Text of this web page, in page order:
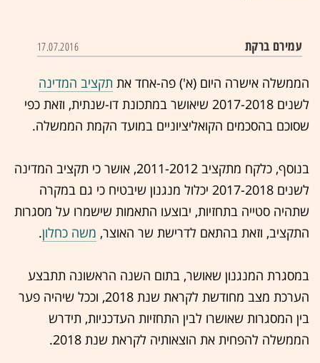
עמירם ברקת 17.07.2016
הממשלה אישרה היום (א') פה-אחד את תקציב המדינה
לשנים 2017-2018 שיאושר במתכונת דו-שנתית, וזאת כפי
שסוכם בהסכמים הקואליציוניים במועד הקמת הממשלה.
בנוסף, כלקח מתקציב 2011-2012, אושר כי תקציב המדינה
לשנים 2017-2018 יכלול מנגנון שיבטיח כי גם במקרה
שתהיה סטייה בתחזיות, יבוצעו התאמות שישמרו על מסגרות
התקציב, וזאת בהתאם לדרישת שר האוצר, משה כחלון.
במסגרת המנגנון שאושר, בתום השנה הראשונה תתבצע
הערכת מצב מחודשת לקראת שנת 2018, וככל שיהיה פער
בין המסגרות שאושרו לבין התחזיות העדכניות, תידרש
הממשלה להפחית את הוצאותיה לקראת שנת 2018.